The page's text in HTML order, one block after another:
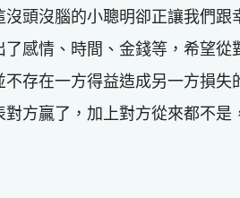
頭沒腦的小聰明卻正讓我們跟
感情、時間、金錢等，希望從
存在一方得益造成另一方損失
方贏了，加上對方從來都不是